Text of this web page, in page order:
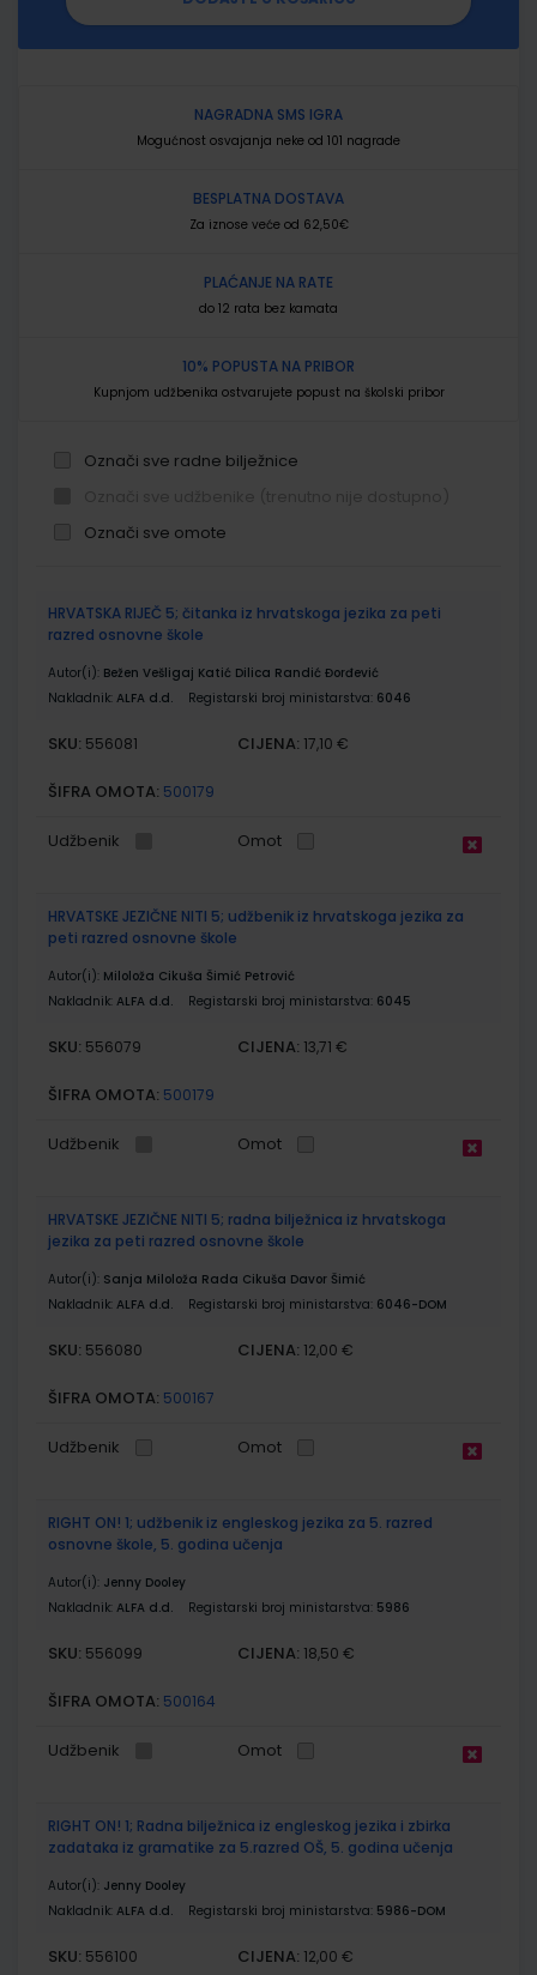
NAGRADNA SMS IGRA
Mogućnost osvajanja neke od 101 nagrade
BESPLATNA DOSTAVA
Za iznose veće od 62,50€
PLAĆANJE NA RATE
do 12 rata bez kamata
10% POPUSTA NA PRIBOR
Kupnjom udžbenika ostvarujete popust na školski pribor
Označi sve radne bilježnice
Označi sve omote
proizvodi
HRVATSKA RIJEČ 5; čitanka iz hrvatskoga jezika za peti
razred osnovne škole
Autor(i): Bežen Vešligaj Katić Dilica Randić Đorđević
Nakladnik: ALFA d.d. Registarski broj ministarstva: 6046
SKU: 556081 CIJENA: 17,10 €
ŠIFRA OMOTA: 500179
Udžbenik Omot
HRVATSKE JEZIČNE NITI 5; udžbenik iz hrvatskoga jezika za
peti razred osnovne škole
Autor(i): Miloloža Cikuša Šimić Petrović
Nakladnik: ALFA d.d. Registarski broj ministarstva: 6045
SKU: 556079 CIJENA: 13,71 €
ŠIFRA OMOTA: 500179
Udžbenik Omot
HRVATSKE JEZIČNE NITI 5; radna bilježnica iz hrvatskoga
jezika za peti razred osnovne škole
Autor(i): Sanja Miloloža Rada Cikuša Davor Šimić
Nakladnik: ALFA d.d. Registarski broj ministarstva: 6046-DOM
SKU: 556080 CIJENA: 12,00 €
ŠIFRA OMOTA: 500167
Udžbenik Omot
RIGHT ON! 1; udžbenik iz engleskog jezika za 5. razred
osnovne škole, 5. godina učenja
Autor(i): Jenny Dooley
Nakladnik: ALFA d.d. Registarski broj ministarstva: 5986
SKU: 556099 CIJENA: 18,50 €
ŠIFRA OMOTA: 500164
Udžbenik Omot
RIGHT ON! 1; Radna bilježnica iz engleskog jezika i zbirka
zadataka iz gramatike za 5.razred OŠ, 5. godina učenja
Autor(i): Jenny Dooley
Nakladnik: ALFA d.d. Registarski broj ministarstva: 5986-DOM
SKU: 556100 CIJENA: 12,00 €